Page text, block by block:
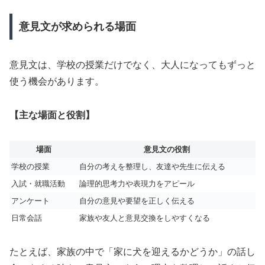
意見文が求められる場面
意見文は、学校の授業だけでなく、大人になってもずっと
使う機会があります。
【主な場面と役割】
場面
意見文の役割
学校の授業
自分の考えを整理し、友達や先生に伝える
入試・就職活動
論理的思考力や表現力をアピール
アンケート
自分の意見や要望を正しく伝える
日常会話
家族や友人と意見交換をしやすくなる
たとえば、家族の中で「家に犬を迎えるかどうか」の話し